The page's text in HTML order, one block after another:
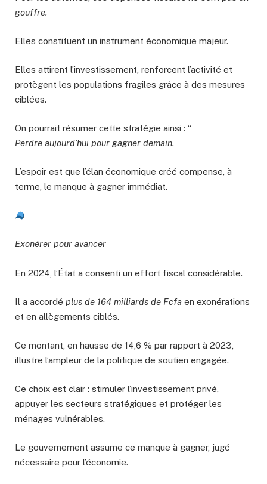
gouffre.
Elles constituent un instrument économique majeur.
Elles attirent l’investissement, renforcent l’activité et
protègent les populations fragiles grâce à des mesures
ciblées.
On pourrait résumer cette stratégie ainsi : “
Perdre aujourd’hui pour gagner demain.
L’espoir est que l’élan économique créé compense, à
terme, le manque à gagner immédiat.
Exonérer pour avancer
En 2024, l’État a consenti un effort fiscal considérable.
Il a accordé plus de 164 milliards de Fcfa en exonérations
et en allègements ciblés.
Ce montant, en hausse de 14,6 % par rapport à 2023,
illustre l’ampleur de la politique de soutien engagée.
Ce choix est clair : stimuler l’investissement privé,
appuyer les secteurs stratégiques et protéger les
ménages vulnérables.
Le gouvernement assume ce manque à gagner, jugé
nécessaire pour l’économie.